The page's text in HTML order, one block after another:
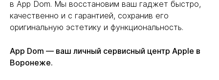
в App Dom. Мы восстановим ваш гаджет быстро,
качественно и с гарантией, сохранив его
оригинальную эстетику и функциональность.
App Dom — ваш личный сервисный центр Apple в
Воронеже.